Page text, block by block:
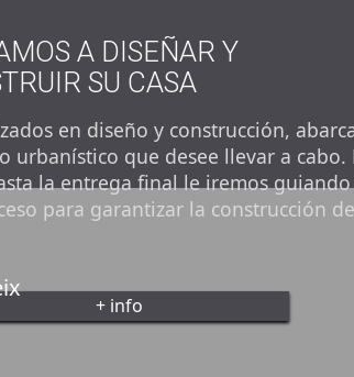
A DISEÑAR Y
SU CASA
en diseño y construcción,
urbanístico que desee llevar a cabo.
la entrega final le iremos
para garantizar la construcción
+ info